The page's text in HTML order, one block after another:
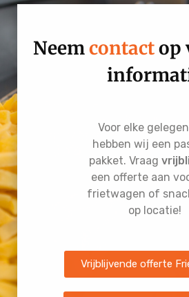
Neemcontactop
Voor elke
hebben wij een
pakket. Vraag
een offerte aan
frietwagen of
op locatie!
Vrijblijvende offerte